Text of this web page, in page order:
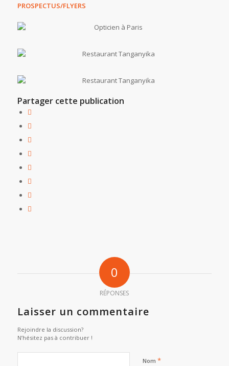
PROSPECTUS/FLYERS
Partager cette publication
0
RÉPONSES
Laisser un commentaire
Rejoindre la discussion?
N’hésitez pas à contribuer !
Nom *